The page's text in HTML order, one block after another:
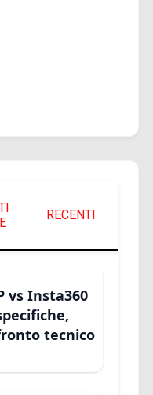
RECENTI
vs Insta360
tecnico